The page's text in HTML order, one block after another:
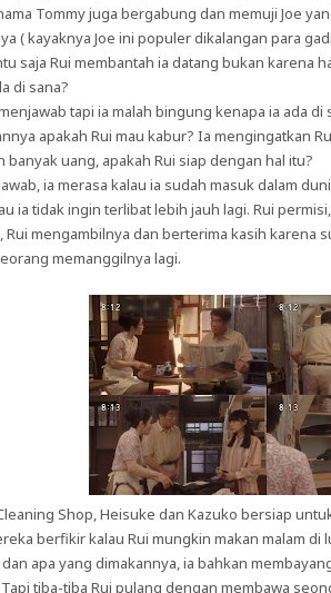
Tommy juga bergabung dan memuji Joe
( kayaknya Joe ini populer dikalangan para
saja Rui membantah ia datang bukan karena
di sana?
tapi ia malah bingung kenapa ia ada
apakah Rui mau kabur? Ia mengingatkan
banyak uang, apakah Rui siap dengan hal itu?
ia merasa kalau ia sudah masuk dalam
ia tidak ingin terlibat lebih jauh lagi. Rui
Rui mengambilnya dan berterima kasih karena
memanggilnya lagi.
Shop, Heisuke dan Kazuko bersiap
berfikir kalau Rui mungkin makan malam di
apa yang dimakannya, ia bahkan
tiba-tiba Rui pulang dengan membawa